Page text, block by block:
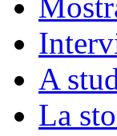
A
La